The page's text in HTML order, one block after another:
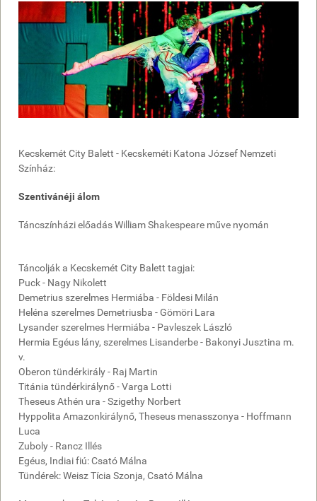
Kecskemét City Balett - Kecskeméti Katona József Nemzeti
Színház:
Szentivánéji álom
Táncszínházi előadás William Shakespeare műve nyomán
Táncolják a Kecskemét City Balett tagjai:
Puck - Nagy Nikolett
Demetrius szerelmes Hermiába - Földesi Milán
Heléna szerelmes Demetriusba - Gömöri Lara
Lysander szerelmes Hermiába - Pavleszek László
Hermia Egéus lány, szerelmes Lisanderbe - Bakonyi Jusztina m.
v.
Oberon tündérkirály - Raj Martin
Titánia tündérkirálynő - Varga Lotti
Theseus Athén ura - Szigethy Norbert
Hyppolita Amazonkirálynő, Theseus menasszonya - Hoffmann
Luca
Zuboly - Rancz Illés
Egéus, Indiai fiú: Csató Málna
Tündérek: Weisz Tícia Szonja, Csató Málna